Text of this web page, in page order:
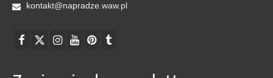
kontakt@napradze.waw.pl